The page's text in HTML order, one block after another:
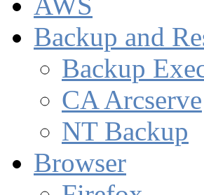
Backup and
Backup
CA Arcserve
NT Backup
Browser